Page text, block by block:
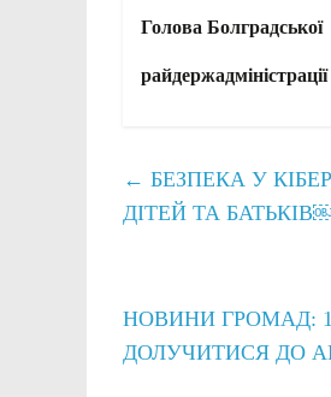
Голова
← БЕЗПЕКА У
ДІТЕЙ ТА
НОВИНИ ГРОМАД:
ДОЛУЧИТИСЯ ДО